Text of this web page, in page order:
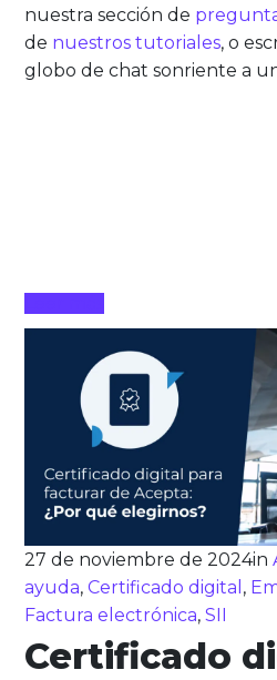
nuestra sección de
de nuestros tutoriales, o
globo de chat sonriente a
27 de noviembre de 2024in
ayuda,Certificado digital ,
Factura electrónica,SII
Certificado